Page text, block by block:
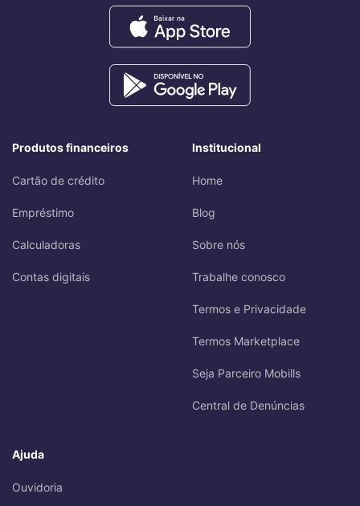
Produtos financeiros
Cartão de crédito
Empréstimo
Calculadoras
Contas digitais
Institucional
Home
Blog
Sobre nós
Trabalhe conosco
Termos e Privacidade
Termos Marketplace
Seja Parceiro Mobills
Central de Denúncias
Ajuda
Ouvidoria